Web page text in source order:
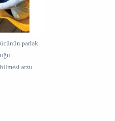
parlak
arzu